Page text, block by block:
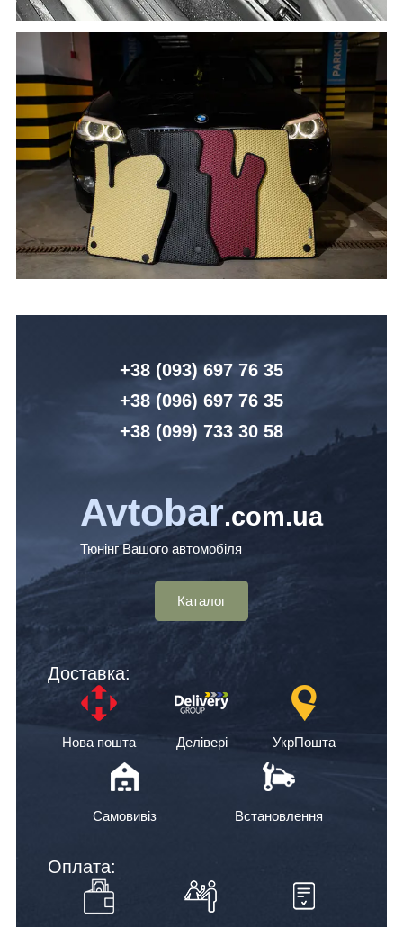
+38 (093) 697 76 35
+38 (096) 697 76 35
+38 (099) 733 30 58
Avtobar.com.ua
Тюнінг Вашого автомобіля
Каталог
Доставка:
Нова пошта Делівері УкрПошта
Самовивіз Встановлення
Оплата: